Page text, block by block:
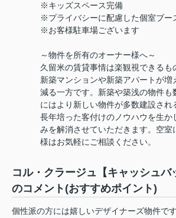
※キッズスペース完備
※プライバシーに配慮した個室ブー
※お客様駐車場ございます
～物件を所有のオーナー様へ～
久留米の賃貸事情は楽観視できるも
新築マンションや新築アパートが増
減る一方です。新築や築浅の物件も
にはより新しい物件が多数建設され
長年培った客付けのノウハウを生か
みを解消させていただきます。空室
様はお気軽にご相談ください。
コル・クラージュ【キャッシュバ
のコメント(おすすめポイント)
個性派の方には嬉しいデザイナーズ物件で